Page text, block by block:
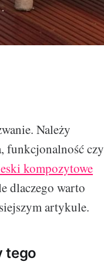
Należy
funkcjonalność czy
kompozytowe
dlaczego warto
artykule.
tego